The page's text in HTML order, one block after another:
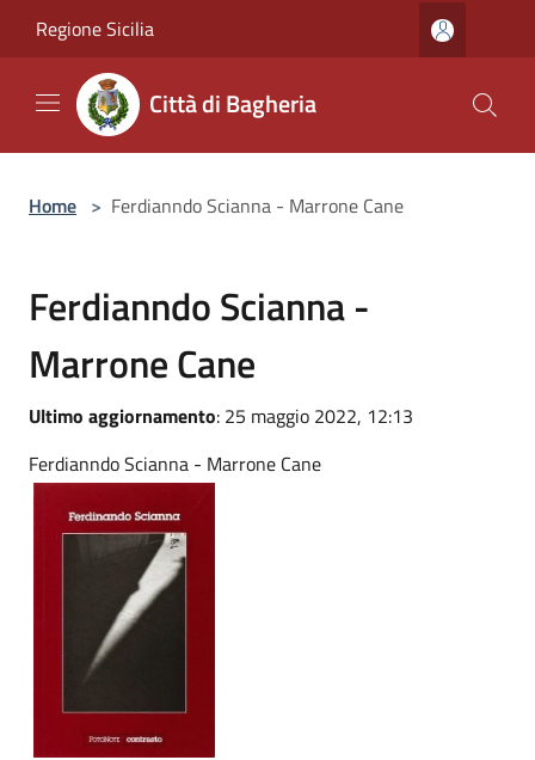
Regione Sicilia
Città di Bagheria
Home > Ferdianndo Scianna - Marrone Cane
Ferdianndo Scianna -
Marrone Cane
Ultimo aggiornamento: 25 maggio 2022, 12:13
Ferdianndo Scianna - Marrone Cane